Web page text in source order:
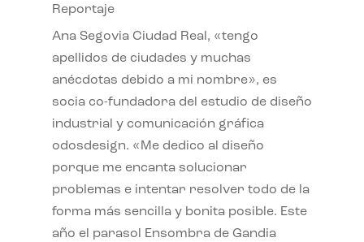
Reportaje
Ana Segovia Ciudad Real, «tengo
apellidos de ciudades y muchas
anécdotas debido a mi nombre», es
socia co-fundadora del estudio de diseño
industrial y comunicación gráfica
odosdesign. «Me dedico al diseño
porque me encanta solucionar
problemas e intentar resolver todo de la
forma más sencilla y bonita posible. Este
año el parasol Ensombra de Gandia